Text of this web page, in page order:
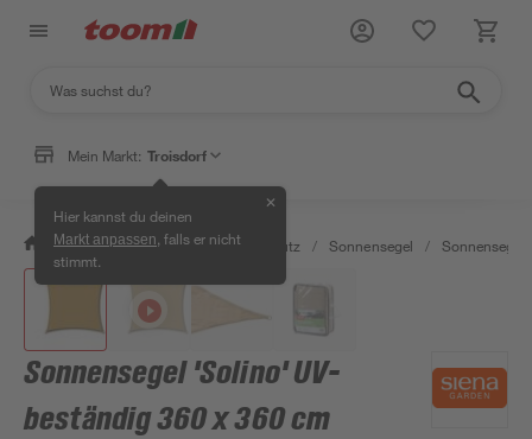
Mein Markt: Troisdorf
Hier kannst du deinen
Markt anpassen , falls er nicht
stimmt.
✕
/ Garten & Freizeit / Sonnenschutz / Sonnensegel / Sonnensegel
Sonnensegel 'Solino' UV-
beständig 360 x 360 cm